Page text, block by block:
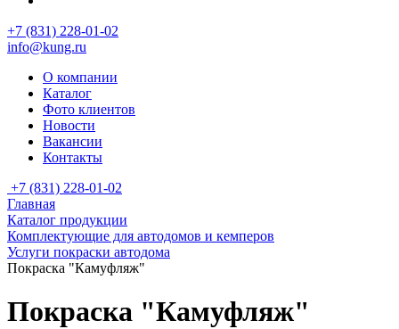
+7 (831) 228-01-02
info@kung.ru
О компании
Каталог
Фото клиентов
Новости
Вакансии
Контакты
+7 (831) 228-01-02
Главная
Каталог продукции
Комплектующие для автодомов и кемперов
Услуги покраски автодома
Покраска "Камуфляж"
Покраска "Камуфляж"